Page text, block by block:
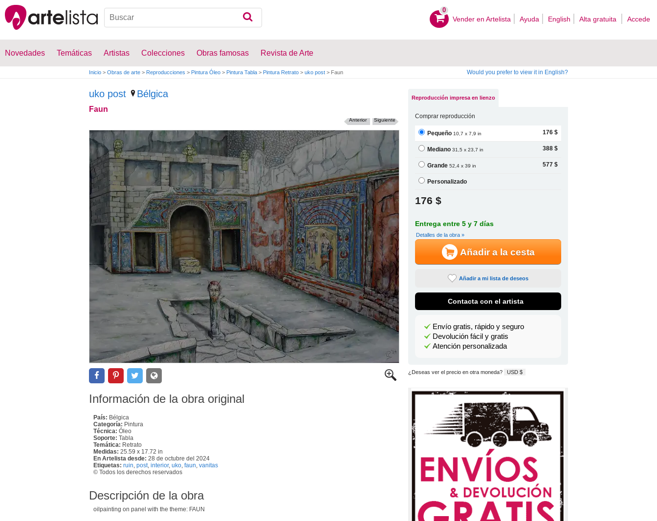
0
Vender en Artelista Ayuda English Alta gratuita Accede
Novedades Temáticas Artistas Colecciones Obras famosas Revista de Arte
Inicio > Obras de arte > Reproducciones > Pintura Óleo > Pintura Tabla > Pintura Retrato > uko post > Faun Would you prefer to view it in English?
uko post Bélgica
Faun
Siguiente
Anterior
Información de la obra original
País: Bélgica
Categoría: Pintura
Técnica: Óleo
Soporte: Tabla
Temática: Retrato
Medidas: 25.59 x 17.72 in
En Artelista desde: 28 de octubre del 2024
Etiquetas: ruin post, interior, uko faun vanitas
© Todos los derechos reservados
Descripción de la obra
oilpainting on panel with the theme: FAUN
Reproducción impresa en lienzo
Comprar reproducción
Pequeño10,7 x 7,9 in 176 $
Mediano31,5 x 23,7 in 388 $
Grande52,4 x 39 in 577 $
Personalizado
176 $
Entrega entre 5 y 7 días
Detalles de la obra »
Añadir a la cesta
Añadir a mi lista de deseos
Contacta con el artista
Envío gratis, rápido y seguro
Devolución fácil y gratis
Atención personalizada
¿Deseas ver el precio en otra moneda? USD $